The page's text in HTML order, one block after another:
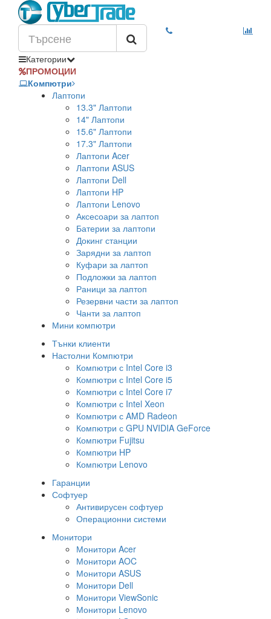
Категории
ПРОМОЦИИ
Компютри
Лаптопи
13.3" Лаптопи
14" Лаптопи
15.6" Лаптопи
17.3" Лаптопи
Лаптопи Acer
Лаптопи ASUS
Лаптопи Dell
Лаптопи HP
Лаптопи Lenovo
Аксесоари за лаптоп
Батерии за лаптопи
Докинг станции
Зарядни за лаптоп
Куфари за лаптоп
Подложки за лаптоп
Раници за лаптоп
Резервни части за лаптоп
Чанти за лаптоп
Мини компютри
Тънки клиенти
Настолни Компютри
Компютри с Intel Core i3
Компютри с Intel Core i5
Компютри с Intel Core i7
Компютри с Intel Xeon
Компютри с AMD Radeon
Компютри с GPU NVIDIA GeForce
Компютри Fujitsu
Компютри HP
Компютри Lenovo
Гаранции
Софтуер
Антивирусен софтуер
Операционни системи
Монитори
Монитори Acer
Монитори AOC
Монитори ASUS
Монитори Dell
Монитори ViewSonic
Монитори Lenovo